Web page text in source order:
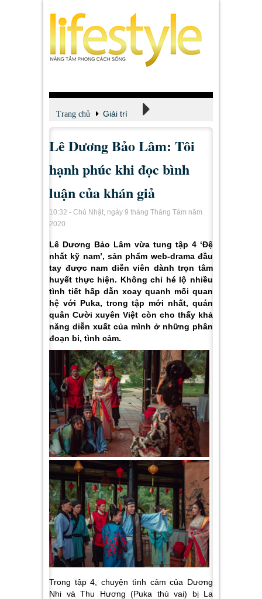
Trang chủ Giải trí
Xem - Nghe - Đọc
Lê Dương Bảo Lâm: Tôi
hạnh phúc khi đọc bình
luận của khán giả
10:32 - Chủ Nhật, ngày 9 tháng Tháng Tám năm
2020
Lê Dương Bảo Lâm vừa tung tập 4 ‘Đệ
nhất kỹ nam’, sản phẩm web-drama đầu
tay được nam diễn viên dành trọn tâm
huyết thực hiện. Không chỉ hé lộ nhiều
tình tiết hấp dẫn xoay quanh mối quan
hệ với Puka, trong tập mới nhất, quán
quân Cười xuyên Việt còn cho thấy khả
năng diễn xuất của mình ở những phân
đoạn bi, tình cảm.
Trong tập 4, chuyện tình cảm của Dương
Nhi và Thu Hương (Puka thủ vai) bị La